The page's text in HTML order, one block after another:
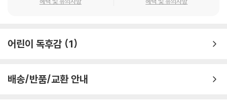
로봇 캔에게 인간적인 감정을 느낀다는 것은, 그만큼 함께 지낸 시간의 층
류에 상관없이 로봇과 살아가는 시대에 로봇과 친구처럼 지내는 것은 특별
어린이 독후감 1
배송/반품/교환 안내